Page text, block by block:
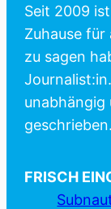
Seit 2009
Zuhause für
zu sagen
unabhängig
geschrieben.
FRISCH